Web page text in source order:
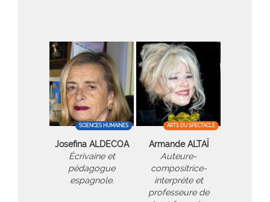
SCIENCES HUMAINES
Josefina ALDECOA
Écrivaine et
pédagogue
espagnole.
ARTS DU SPECTACLE
Armande ALTAÏ
Auteure-
compositrice-
interprète et
professeure de